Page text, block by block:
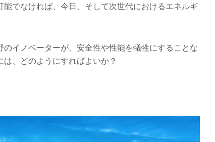
でなければ、今日、そして次世代におけるエネルギ
のイノベーターが、安全性や性能を犠牲にすることな
、どのようにすればよいか？